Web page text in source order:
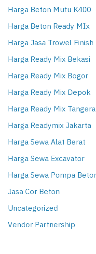
Harga Beton Mutu K400
Harga Beton Ready MIx
Harga Jasa Trowel Finish
Harga Ready Mix Bekasi
Harga Ready Mix Bogor
Harga Ready Mix Depok
Harga Ready Mix
Harga Readymix Jakarta
Harga Sewa Alat Berat
Harga Sewa Excavator
Harga Sewa Pompa
Jasa Cor Beton
Uncategorized
Vendor Partnership